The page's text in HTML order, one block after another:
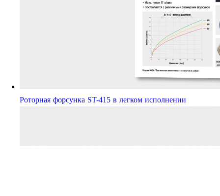
Роторная форсунка ST-415 в легком исполнении